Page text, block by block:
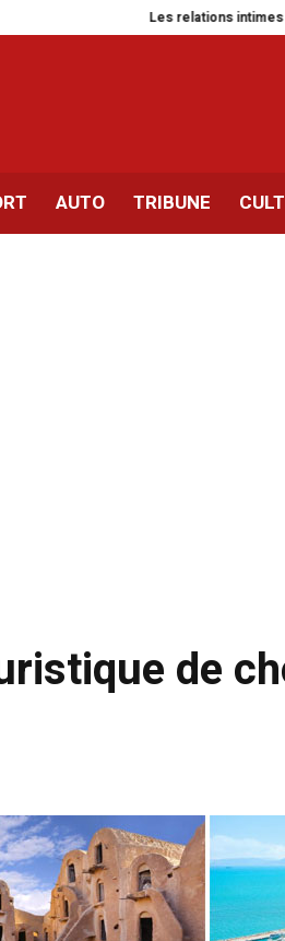
Les relations intimes à l’ère
AUTO TRIBUNE
de